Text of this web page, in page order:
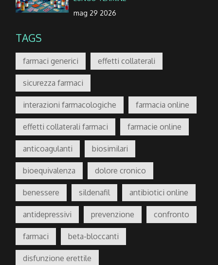
mag 29 2026
TAGS
farmaci generici effetti collaterali
sicurezza farmaci
interazioni farmacologiche farmacia online
effetti collaterali farmaci farmacie online
anticoagulanti biosimilari
bioequivalenza dolore cronico
benessere sildenafil antibiotici online
antidepressivi prevenzione confronto
farmaci beta-bloccanti
disfunzione erettile